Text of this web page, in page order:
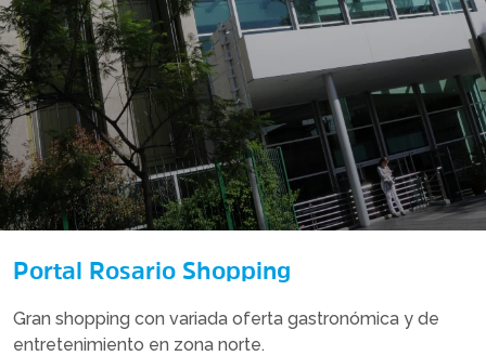
Portal Rosario Shopping
Gran shopping con variada oferta gastronómica y de
entretenimiento en zona norte.